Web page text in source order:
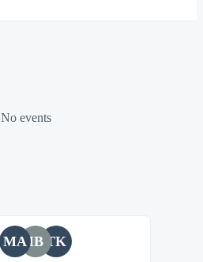
No events
MA IB TK